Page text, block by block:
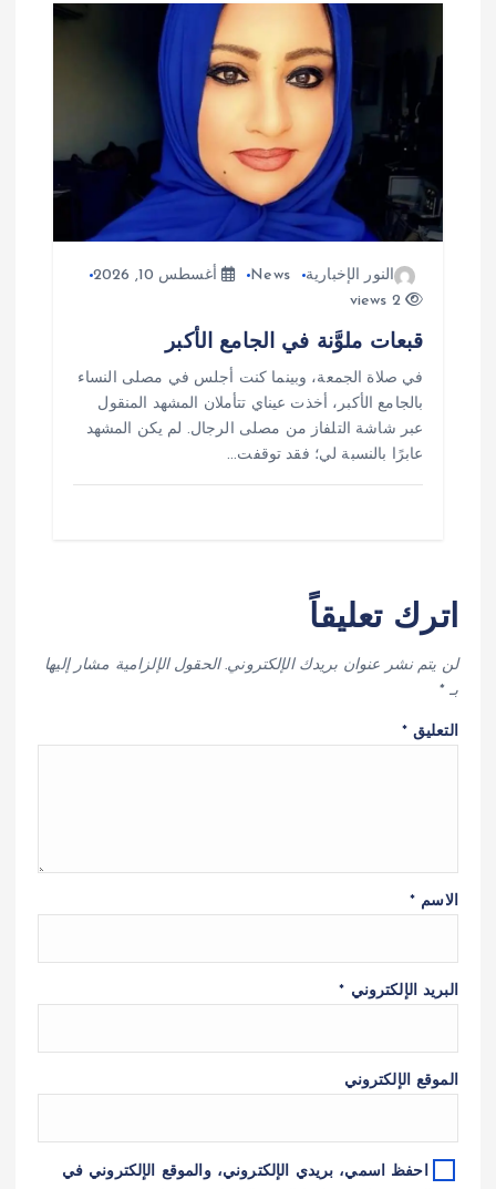
النور الإخبارية News
أغسطس 10, 2026
2 views
قبعات ملوَّنة في الجامع الأكبر
في صلاة الجمعة، وبينما كنت أجلس في مصلى النساء
بالجامع الأكبر، أخذت عيناي تتأملان المشهد المنقول
عبر شاشة التلفاز من مصلى الرجال. لم يكن المشهد
عابرًا بالنسبة لي؛ فقد توقفت…
اترك تعليقاً
لن يتم نشر عنوان بريدك الإلكتروني. الحقول الإلزامية مشار إليها
بـ*
التعليق*
الاسم *
البريد الإلكتروني *
الموقع الإلكتروني
احفظ اسمي، بريدي الإلكتروني، والموقع الإلكتروني في